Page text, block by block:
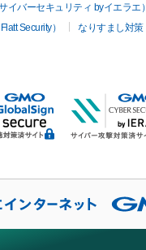
イバーセキュリティ byイエラエ）
Security）
なりすまし対策